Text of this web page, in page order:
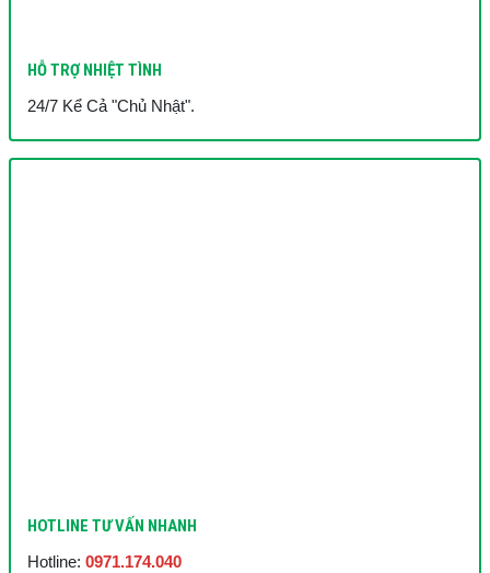
HỖ TRỢ NHIỆT TÌNH
24/7 Kể Cả "Chủ Nhật".
HOTLINE TƯ VẤN NHANH
Hotline: 0971.174.040